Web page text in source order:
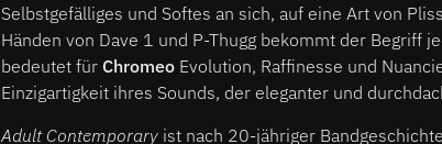
Selbstgefälliges und Softes an sich, auf eine Art von
Händen von Dave 1 und P-Thugg bekommt der Begriff
bedeutet für Chromeo Evolution, Raffinesse und
Einzigartigkeit ihres Sounds, der eleganter und
Adult Contemporary ist nach 20-jähriger